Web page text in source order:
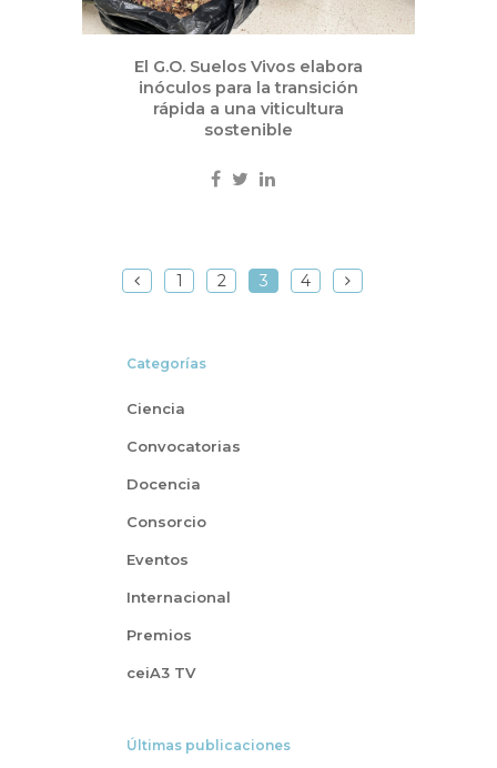
El G.O. Suelos Vivos elabora
inóculos para la transición
rápida a una viticultura
sostenible
1 2 3 4
Categorías
Ciencia
Convocatorias
Docencia
Consorcio
Eventos
Internacional
Premios
ceiA3 TV
Últimas publicaciones